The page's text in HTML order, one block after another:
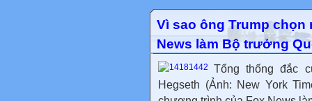
Vì sao ông Trump
News làm Bộ trưởng
Tổng thống đắc
Hegseth (Ảnh: New York